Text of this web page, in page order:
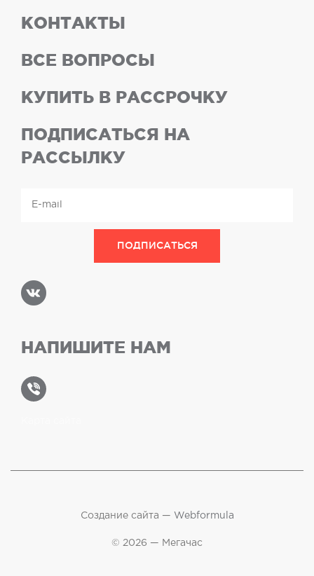
КОНТАКТЫ
ВСЕ ВОПРОСЫ
КУПИТЬ В РАССРОЧКУ
ПОДПИСАТЬСЯ НА
РАССЫЛКУ
НАПИШИТЕ НАМ
Создание сайта — Webformula
© 2026 — Мегачас